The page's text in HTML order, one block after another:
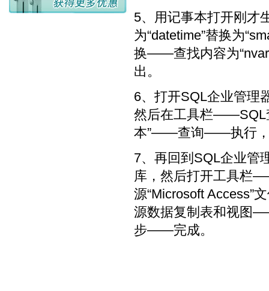
5、用记事本打开刚
为“datetime”替换为
换——查找内容为
出。
6、打开SQL企业管
然后在工具栏
本”——查询——执行，
7、再回到SQL企业
库，然后打开工具
源“Microsoft
源数据复制表和视
步——完成。